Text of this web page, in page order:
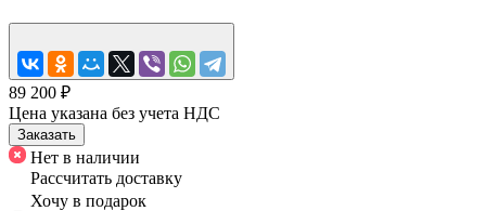
89 200 ₽
Цена указана без учета НДС
Заказать
Нет в наличии
Рассчитать доставку
Хочу в подарок